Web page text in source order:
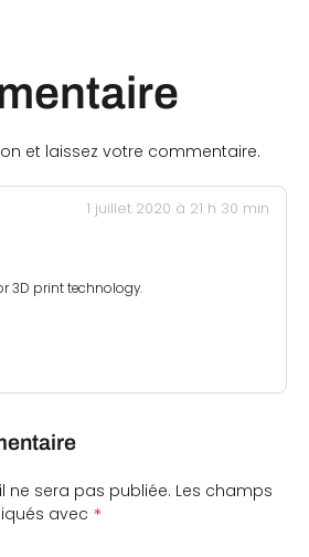
et laissez votre commentaire.
1 juillet 2020 à 21 h 30 min
3D print technology.
ne sera pas publiée. Les champs
avec *